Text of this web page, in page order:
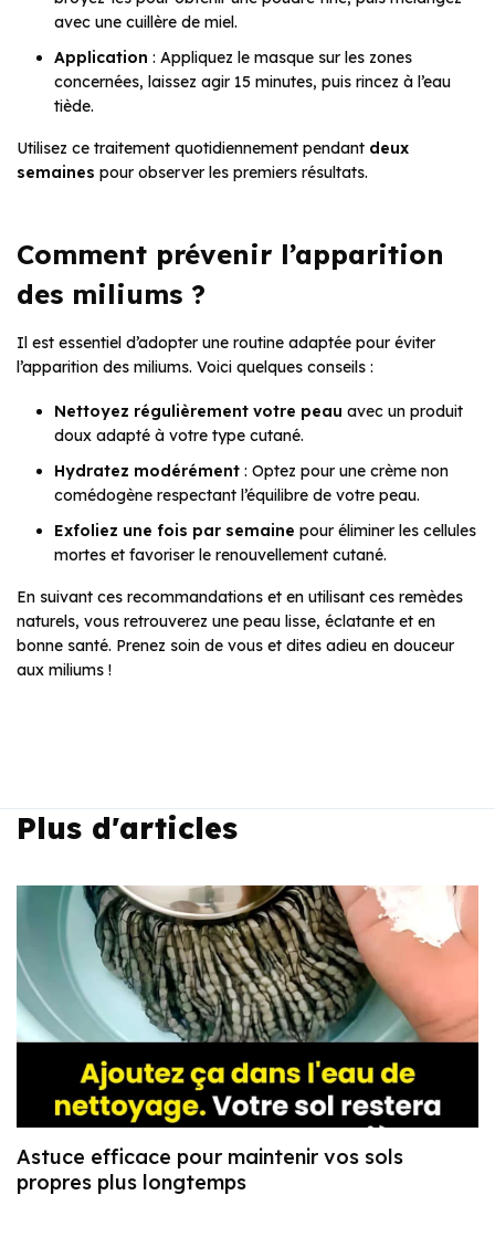
avec une cuillère de miel.
Application : Appliquez le masque sur les zones
concernées, laissez agir 15 minutes, puis rincez à l’eau
tiède.
Utilisez ce traitement quotidiennement pendant deux
semaines pour observer les premiers résultats.
Comment prévenir l’apparition
des miliums ?
Il est essentiel d’adopter une routine adaptée pour éviter
l’apparition des miliums. Voici quelques conseils :
Nettoyez régulièrement votre peau avec un produit
doux adapté à votre type cutané.
Hydratez modérément : Optez pour une crème non
comédogène respectant l’équilibre de votre peau.
Exfoliez une fois par semaine pour éliminer les cellules
mortes et favoriser le renouvellement cutané.
En suivant ces recommandations et en utilisant ces remèdes
naturels, vous retrouverez une peau lisse, éclatante et en
bonne santé. Prenez soin de vous et dites adieu en douceur
aux miliums !
Plus d'articles
Astuce efficace pour maintenir vos sols
propres plus longtemps